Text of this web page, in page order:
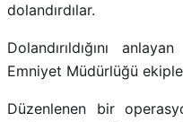
dolandırdılar.
Dolandırıldığını
Emniyet Müdürlüğü
Düzenlenen bir